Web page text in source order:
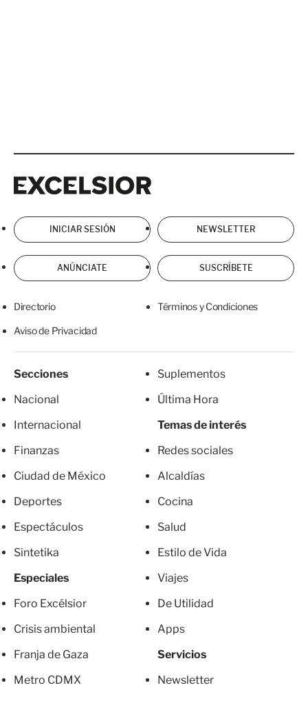
INICIAR SESIÓN NEWSLETTER
ANÚNCIATE SUSCRÍBETE
Directorio Términos y Condiciones
Aviso de Privacidad
Secciones
Nacional
Internacional
Finanzas
Ciudad de México
Deportes
Espectáculos
Sintetika
Especiales
Foro Excélsior
Crisis ambiental
Franja de Gaza
Metro CDMX
Suplementos
Última Hora
Temas de interés
Redes sociales
Alcaldías
Cocina
Salud
Estilo de Vida
Viajes
De Utilidad
Apps
Servicios
Newsletter